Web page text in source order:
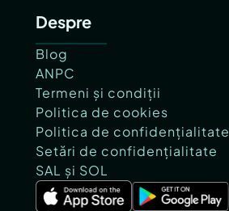
Despre
Blog
ANPC
Termeni și condiții
Politica de cookies
Politica de confidențialitate
Setări de confidențialitate
SAL și SOL